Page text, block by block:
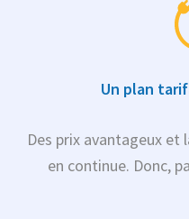
Un plan
Des prix avantageux et
en continue. Donc,